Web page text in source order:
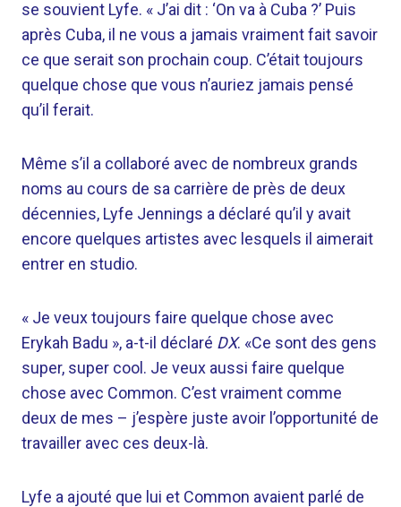
se souvient Lyfe. « J’ai dit : ‘On va à Cuba ?’ Puis
après Cuba, il ne vous a jamais vraiment fait savoir
ce que serait son prochain coup. C’était toujours
quelque chose que vous n’auriez jamais pensé
qu’il ferait.
Même s’il a collaboré avec de nombreux grands
noms au cours de sa carrière de près de deux
décennies, Lyfe Jennings a déclaré qu’il y avait
encore quelques artistes avec lesquels il aimerait
entrer en studio.
« Je veux toujours faire quelque chose avec
Erykah Badu », a-t-il déclaré DX. «Ce sont des gens
super, super cool. Je veux aussi faire quelque
chose avec Common. C’est vraiment comme
deux de mes – j’espère juste avoir l’opportunité de
travailler avec ces deux-là.
Lyfe a ajouté que lui et Common avaient parlé de